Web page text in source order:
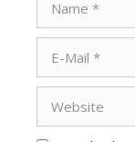
Mail